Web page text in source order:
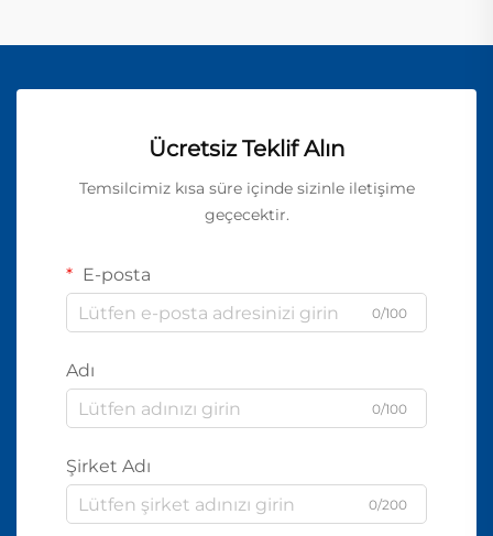
Ücretsiz Teklif Alın
Temsilcimiz kısa süre içinde sizinle iletişime
geçecektir.
E-posta
0/100
Adı
0/100
Şirket Adı
0/200